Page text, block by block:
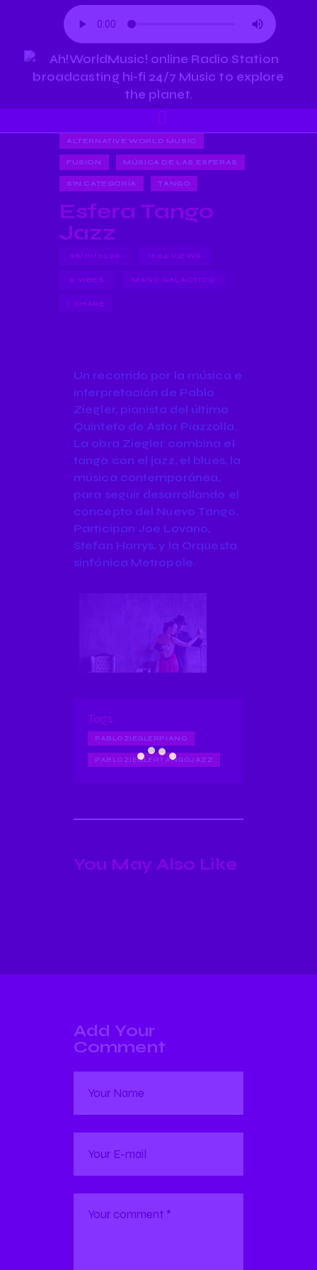
ALTERNATIVE WORLD MUSIC
FUSION MÚSICA DE LAS ESFERAS
SIN CATEGORÍA TANGO
Esfera Tango
Jazz
28/01/2020 1604 VIEWS
0 VIBES MAGO GALACTICO
SHARE
Un recorrido por la música e
interpretación de Pablo
Ziegler, pianista del último
Quinteto de Astor Piazzolla.
La obra Ziegler combina el
tango con el jazz, el blues, la
música contemporánea,
para seguir desarrollando el
concepto del Nuevo Tango.
Participan Joe Lovano,
Stefan Harrys, y la Orquesta
sinfónica Metropole.
Tags:
PABLOZIEGLERPIANO
PABLOZIEGLERTANGOJAZZ
You May Also Like
Add Your
Comment